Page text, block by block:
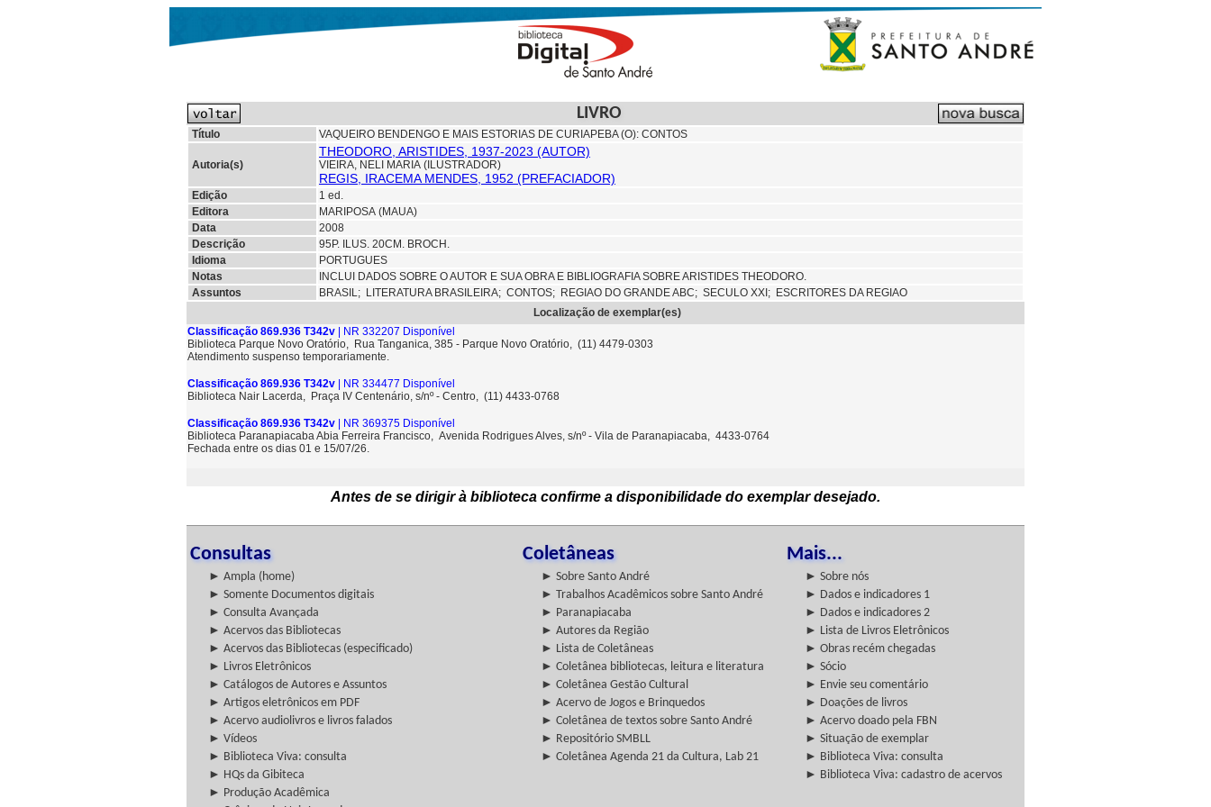
LIVRO
Título VAQUEIRO BENDENGO E MAIS ESTORIAS DE CURIAPEBA (O): CONTOS
Autoria(s)
THEODORO, ARISTIDES, 1937-2023 (AUTOR)
VIEIRA, NELI MARIA (ILUSTRADOR)
REGIS, IRACEMA MENDES, 1952 (PREFACIADOR)
Edição
1 ed.
Editora
MARIPOSA (MAUA)
Data
2008
Descrição
95P. ILUS. 20CM. BROCH.
Idioma
PORTUGUES
Notas
INCLUI DADOS SOBRE O AUTOR E SUA OBRA E BIBLIOGRAFIA SOBRE ARISTIDES THEODORO.
Assuntos
BRASIL; LITERATURA BRASILEIRA; CONTOS; REGIAO DO GRANDE ABC; SECULO XXI; ESCRITORES DA REGIAO
Localização de exemplar(es)
Classificação 869.936 T342v | NR 332207 Disponível
Biblioteca Parque Novo Oratório, Rua Tanganica, 385 - Parque Novo Oratório, (11) 4479-0303
Atendimento suspenso temporariamente.
Classificação 869.936 T342v | NR 334477 Disponível
Biblioteca Nair Lacerda, Praça IV Centenário, s/nº - Centro, (11) 4433-0768
Classificação 869.936 T342v | NR 369375 Disponível
Biblioteca Paranapiacaba Abia Ferreira Francisco, Avenida Rodrigues Alves, s/nº - Vila de Paranapiacaba, 4433-0764
Fechada entre os dias 01 e 15/07/26.
Antes de se dirigir à biblioteca confirme a disponibilidade do exemplar desejado.
Consultas Coletâneas Mais...
► Ampla (home) ► Sobre Santo André
► Sobre nós
► Somente Documentos digitais
► Trabalhos Acadêmicos sobre Santo André
► Dados e indicadores 1
► Consulta Avançada
► Paranapiacaba
► Dados e indicadores 2
► Acervos das Bibliotecas
► Autores da Região
► Lista de Livros Eletrônicos
► Acervos das Bibliotecas (especificado)
► Lista de Coletâneas
► Obras recém chegadas
► Livros Eletrônicos
► Coletânea bibliotecas, leitura e literatura
► Sócio
► Catálogos de Autores e Assuntos
► Coletânea Gestão Cultural
► Envie seu comentário
► Artigos eletrônicos em PDF
► Acervo de Jogos e Brinquedos
► Doações de livros
► Acervo audiolivros e livros falados
► Coletânea de textos sobre Santo André
► Acervo doado pela FBN
► Vídeos
► Repositório SMBLL
► Situação de exemplar
► Biblioteca Viva: consulta
► Coletânea Agenda 21 da Cultura, Lab 21
► Biblioteca Viva: consulta
► HQs da Gibiteca
► Biblioteca Viva: cadastro de acervos
► Produção Acadêmica